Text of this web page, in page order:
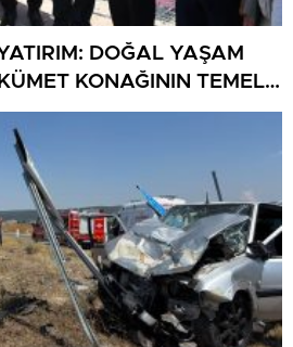
DOĞAL YAŞAM
KONAĞININ TEMELİ